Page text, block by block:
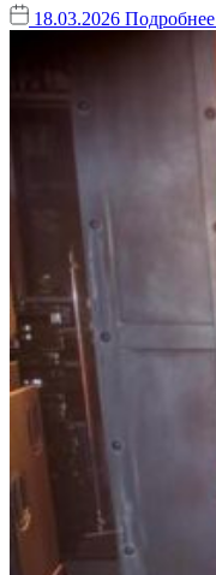
18.03.2026 Подробнее